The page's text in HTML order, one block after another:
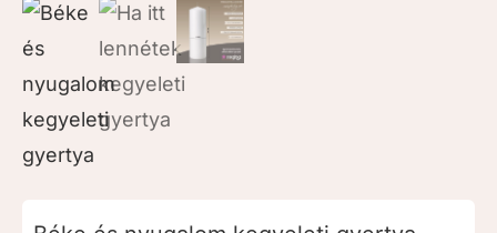
Évforduló
Karácsony, advent